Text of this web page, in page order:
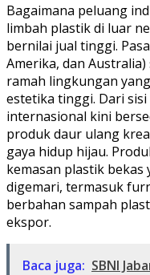
Bagaimana peluang
limbah plastik di luar
bernilai jual tinggi.
Amerika, dan
ramah lingkungan
estetika tinggi. Dari
internasional kini
produk daur ulang
gaya hidup hijau.
kemasan plastik
digemari, termasuk
berbahan sampah
ekspor.
Baca juga: SBNI